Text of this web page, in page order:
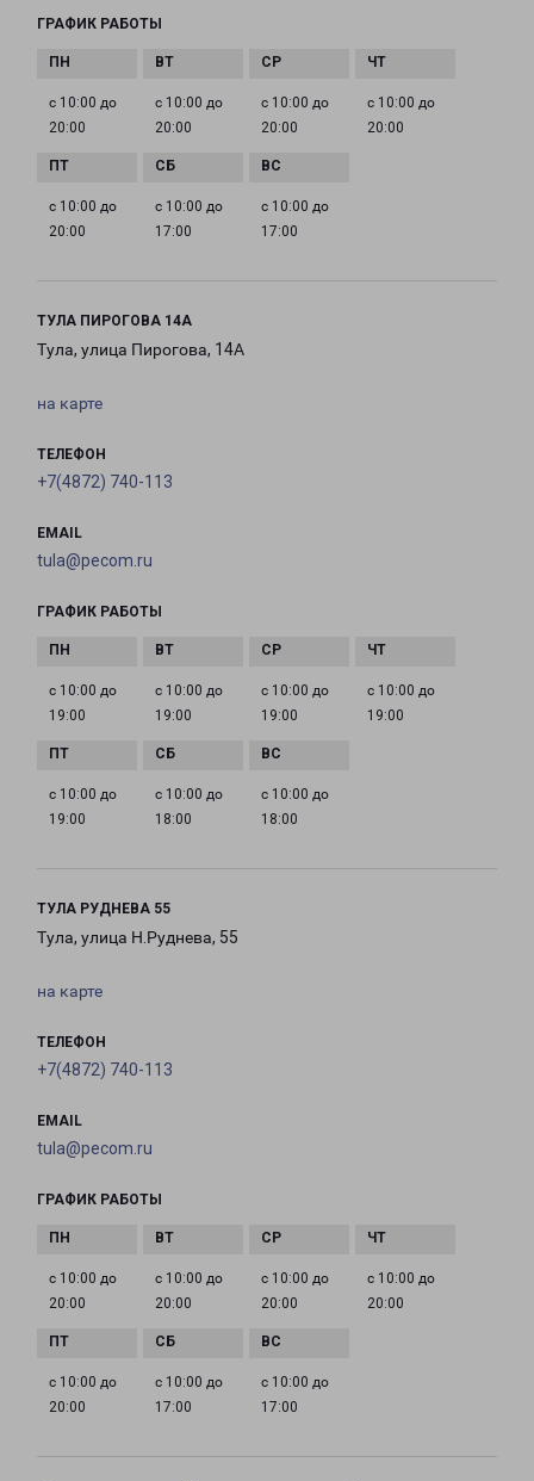
ГРАФИК РАБОТЫ
с 10:00 до
20:00
с 10:00 до
20:00
с 10:00 до
20:00
с 10:00 до
20:00
с 10:00 до
20:00
с 10:00 до
17:00
с 10:00 до
17:00
ТУЛА ПИРОГОВА 14А
Тула, улица Пирогова, 14А
на карте
ТЕЛЕФОН
+7(4872) 740-113
EMAIL
tula@pecom.ru
ГРАФИК РАБОТЫ
с 10:00 до
19:00
с 10:00 до
19:00
с 10:00 до
19:00
с 10:00 до
19:00
с 10:00 до
19:00
с 10:00 до
18:00
с 10:00 до
18:00
ТУЛА РУДНЕВА 55
Тула, улица Н.Руднева, 55
на карте
ТЕЛЕФОН
+7(4872) 740-113
EMAIL
tula@pecom.ru
ГРАФИК РАБОТЫ
с 10:00 до
20:00
с 10:00 до
20:00
с 10:00 до
20:00
с 10:00 до
20:00
с 10:00 до
20:00
с 10:00 до
17:00
с 10:00 до
17:00